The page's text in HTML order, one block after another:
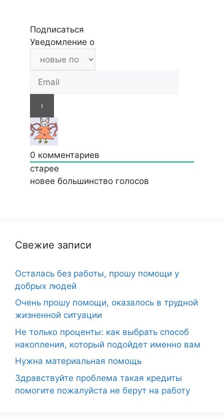
Подписаться
Уведомление о
0 комментариев
старее
новее большинство голосов
Свежие записи
Осталась без работы, прошу помощи у
добрых людей
Очень прошу помощи, оказалось в трудной
жизненной ситуации
Не только проценты: как выбрать способ
накопления, который подойдет именно вам
Нужна материальная помощь
Здравствуйте проблема такая кредиты
помогите пожалуйста не берут на работу